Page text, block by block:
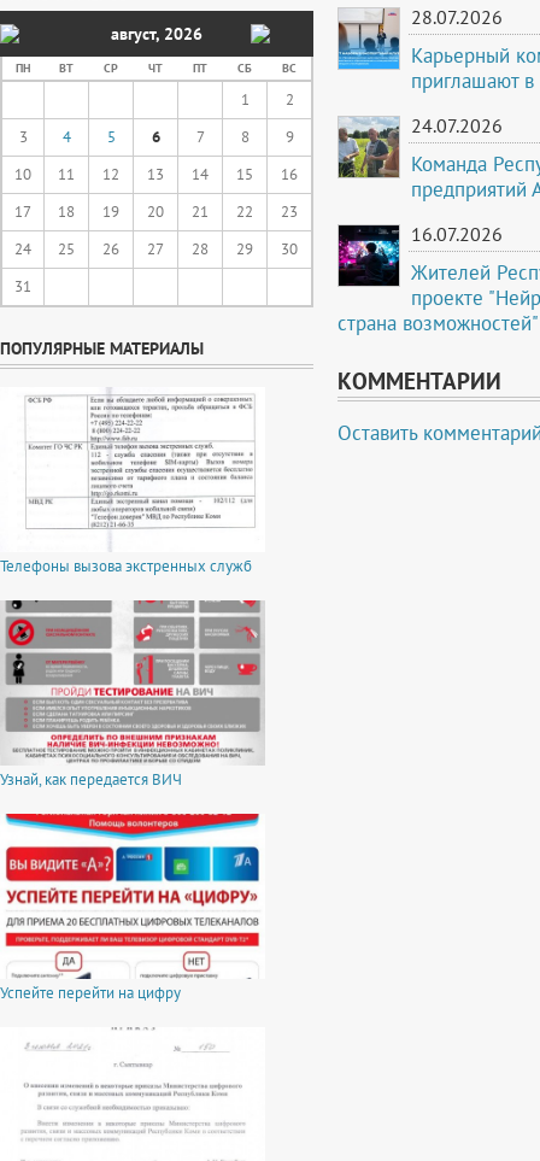
август, 2026
ПН ВТ СР ЧТ ПТ СБ ВС
1
2
3
4 5 6 7 8
9
10
11 12 13 14 15
16
17
18 19 20 21 22
23
24
25 26 27 28 29
30
31
ПОПУЛЯРНЫЕ МАТЕРИАЛЫ
Телефоны вызова экстренных служб
Узнай, как передается ВИЧ
Успейте перейти на цифру
28.07.2026
Карьерный
приглашают
24.07.2026
Команда
предприятий
16.07.2026
Жителей
проекте
страна возможностей"
КОММЕНТАРИИ
Оставить